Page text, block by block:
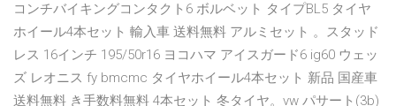
コンチバイキングコンタクト6 ボルベット タイプBL5 タイヤ
ホイール4本セット 輸入車 送料無料 アルミセット 。スタッド
レス 16インチ 195/50r16 ヨコハマ アイスガード6 ig60 ウェッ
ズ レオニス fy bmcmc タイヤホイール4本セット 新品 国産車
送料無料 き手数料無料 4本セット 冬タイヤ。vw パサート(3b)